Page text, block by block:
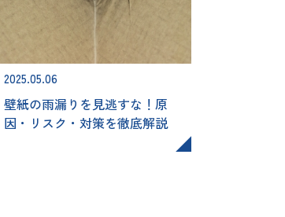
2025.05.06
壁紙の雨漏りを見逃すな！原
因・リスク・対策を徹底解説